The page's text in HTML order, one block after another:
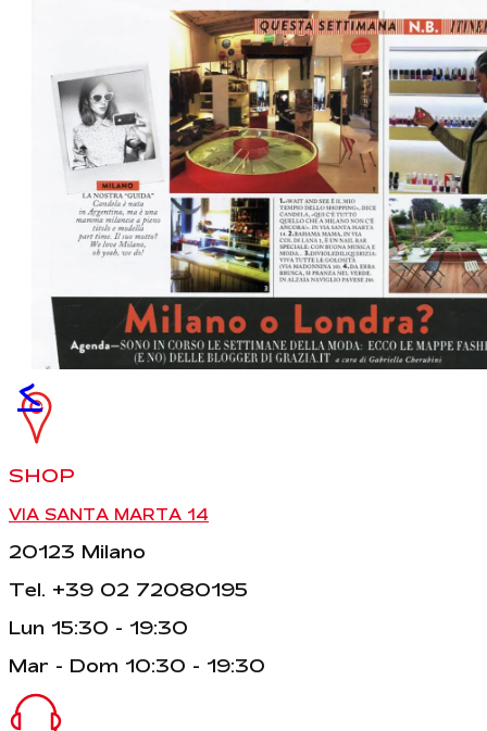
<
SHOP
VIA SANTA MARTA 14
20123 Milano
Tel. +39 02 72080195
Lun 15:30 - 19:30
Mar - Dom 10:30 - 19:30